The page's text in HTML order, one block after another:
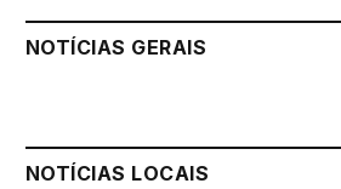
NOTÍCIAS GERAIS
NOTÍCIAS LOCAIS